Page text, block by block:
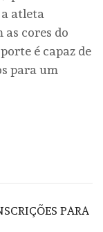
atleta
cores do
é capaz de
para um
PARA